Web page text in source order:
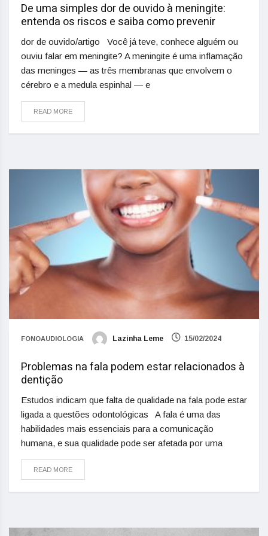
De uma simples dor de ouvido à meningite:
entenda os riscos e saiba como prevenir
dor de ouvido/artigo Você já teve, conhece alguém ou
ouviu falar em meningite? A meningite é uma inflamação
das meninges — as três membranas que envolvem o
cérebro e a medula espinhal — e
READ MORE
FONOAUDIOLOGIA Lazinha Leme 15/02/2024
Problemas na fala podem estar relacionados à
dentição
Estudos indicam que falta de qualidade na fala pode estar
ligada a questões odontológicas A fala é uma das
habilidades mais essenciais para a comunicação
humana, e sua qualidade pode ser afetada por uma
READ MORE